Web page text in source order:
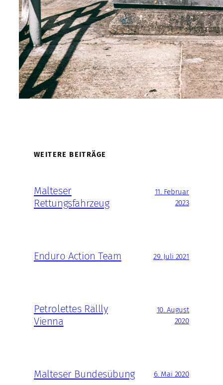
WEITERE BEITRÄGE
Malteser
Rettungsfahrzeug
11. Februar
2023
Enduro Action Team 29. Juli 2021
Petrolettes Rällly
Vienna
10. August
2020
Malteser Bundesübung 6. Mai 2020